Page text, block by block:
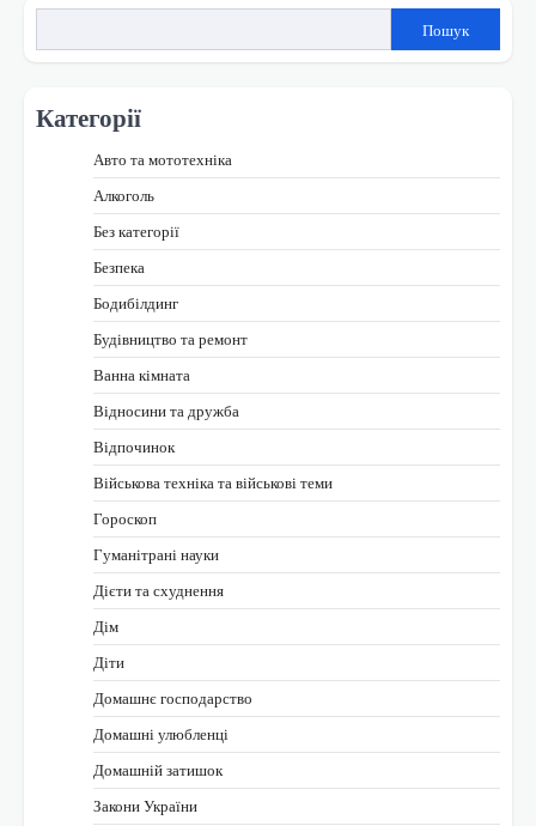
Пошук
Категорії
Авто та мототехніка
Алкоголь
Без категорії
Безпека
Бодибілдинг
Будівництво та ремонт
Ванна кімната
Відносини та дружба
Відпочинок
Військова техніка та військові теми
Гороскоп
Гуманітрані науки
Дієти та схуднення
Дім
Діти
Домашнє господарство
Домашні улюбленці
Домашній затишок
Закони України